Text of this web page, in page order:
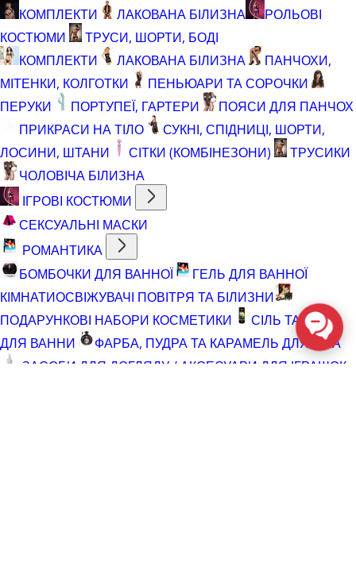
КОМПЛЕКТИ
ЛАКОВАНА БІЛИЗНА
РОЛЬОВІ
КОСТЮМИ
ТРУСИ, ШОРТИ, БОДІ
КОМПЛЕКТИ
ЛАКОВАНА БІЛИЗНА
ПАНЧОХИ,
МІТЕНКИ, КОЛГОТКИ
ПЕНЬЮАРИ ТА СОРОЧКИ
ПЕРУКИ
ПОРТУПЕЇ, ГАРТЕРИ
ПОЯСИ ДЛЯ ПАНЧОХ
ПРИКРАСИ НА ТІЛО
СУКНІ, СПІДНИЦІ, ШОРТИ,
ЛОСИНИ, ШТАНИ
СІТКИ (КОМБІНЕЗОНИ)
ТРУСИКИ
ЧОЛОВІЧА БІЛИЗНА
ІГРОВІ КОСТЮМИ
СЕКСУАЛЬНІ МАСКИ
РОМАНТИКА
БОМБОЧКИ ДЛЯ ВАННОЇ
ГЕЛЬ ДЛЯ ВАННОЇ
КІМНАТИОСВІЖУВАЧІ ПОВІТРЯ ТА БІЛИЗНИ
ПОДАРУНКОВІ НАБОРИ КОСМЕТИКИ
СІЛЬ ТА ПІНА
ДЛЯ ВАННИ
ФАРБА, ПУДРА ТА КАРАМЕЛЬ ДЛЯ ТІЛА
ЗАСОБИ ДЛЯ ДОГЛЯДУ / АКСЕСУАРИ ДЛЯ ІГРАШОК